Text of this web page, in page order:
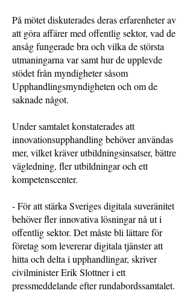
På mötet diskuterades deras erfarenheter av
att göra affärer med offentlig sektor, vad de
ansåg fungerade bra och vilka de största
utmaningarna var samt hur de upplevde
stödet från myndigheter såsom
Upphandlingsmyndigheten och om de
saknade något.
Under samtalet konstaterades att
innovationsupphandling behöver användas
mer, vilket kräver utbildningsinsatser, bättre
vägledning, fler utbildningar och ett
kompetenscenter.
- För att stärka Sveriges digitala suveränitet
behöver fler innovativa lösningar nå ut i
offentlig sektor. Det måste bli lättare för
företag som levererar digitala tjänster att
hitta och delta i upphandlingar, skriver
civilminister Erik Slottner i ett
pressmeddelande efter rundabordssamtalet.